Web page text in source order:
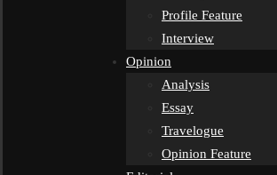
Profile Feature
Interview
Opinion
Analysis
Essay
Travelogue
Opinion Feature